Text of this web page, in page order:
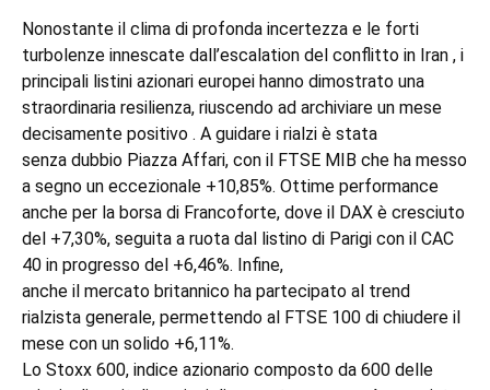
Nonostante il clima di profonda incertezza e le forti
turbolenze innescate dall’escalation del conflitto in Iran , i
principali listini azionari europei hanno dimostrato una
straordinaria resilienza, riuscendo ad archiviare un mese
decisamente positivo . A guidare i rialzi è stata
senza dubbio Piazza Affari, con il FTSE MIB che ha messo
a segno un eccezionale +10,85%. Ottime performance
anche per la borsa di Francoforte, dove il DAX è cresciuto
del +7,30%, seguita a ruota dal listino di Parigi con il CAC
40 in progresso del +6,46%. Infine,
anche il mercato britannico ha partecipato al trend
rialzista generale, permettendo al FTSE 100 di chiudere il
mese con un solido +6,11%.
Lo Stoxx 600, indice azionario composto da 600 delle